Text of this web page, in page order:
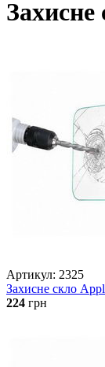
Артикул: 2325
Захисне скло
224 грн